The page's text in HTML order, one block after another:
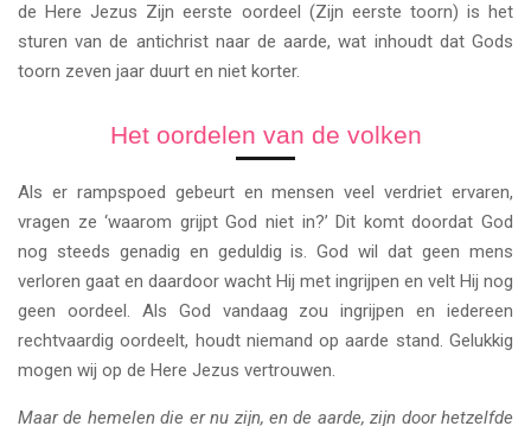
de Here Jezus Zijn eerste oordeel (Zijn eerste toorn) is het
sturen van de antichrist naar de aarde, wat inhoudt dat Gods
toorn zeven jaar duurt en niet korter.
Het oordelen van de volken
Als er rampspoed gebeurt en mensen veel verdriet ervaren,
vragen ze ‘waarom grijpt God niet in?’ Dit komt doordat God
nog steeds genadig en geduldig is. God wil dat geen mens
verloren gaat en daardoor wacht Hij met ingrijpen en velt Hij nog
geen oordeel. Als God vandaag zou ingrijpen en iedereen
rechtvaardig oordeelt, houdt niemand op aarde stand. Gelukkig
mogen wij op de Here Jezus vertrouwen.
Maar de hemelen die er nu zijn, en de aarde, zijn door hetzelfde